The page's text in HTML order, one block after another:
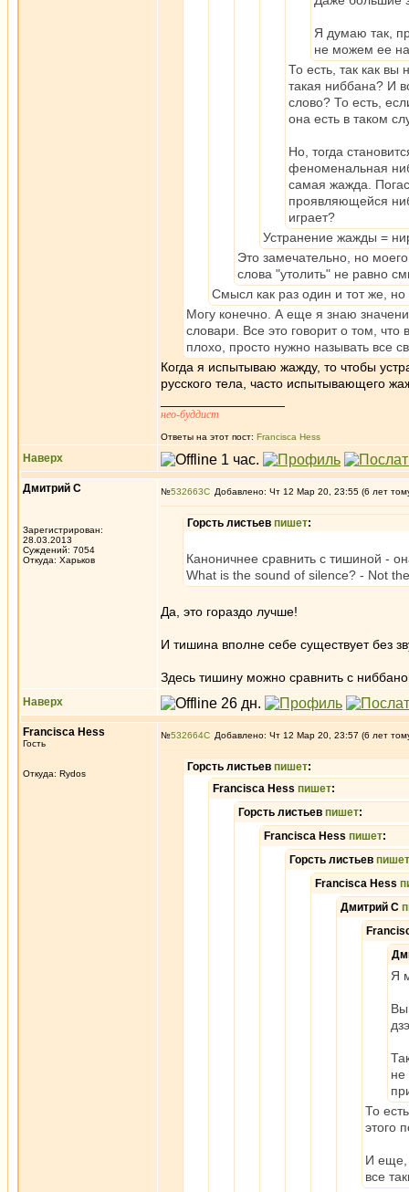
Я думаю так,
не можем ее
То есть, так как вы
такая ниббана? И
слово? То есть,
она есть в таком
Но, тогда
феноменальная
самая жажда.
проявляющейся
играет?
Устранение жажды =
Это замечательно, но
слова "утолить" не равно
Смысл как раз один и тот же,
Могу конечно. А еще я знаю
словари. Все это говорит о том, что
плохо, просто нужно называть все
Когда я испытываю жажду, то чтобы
русского тела, часто испытывающего
нео-буддист
Ответы на этот пост: Francisca Hess
Наверх
Дмитрий С
Зарегистрирован:
28.03.2013
Суждений: 7054
Откуда: Харьков
№532663 Добавлено: Чт 12 Мар 20, 23:55 (6 лет
Горсть листьев пишет:
Каноничнее сравнить с тишиной -
What is the sound of silence? - Not
Да, это гораздо лучше!
И тишина вполне себе существует без
Здесь тишину можно сравнить с
Наверх
Francisca Hess
Гость
Откуда: Rуdos
№532664 Добавлено: Чт 12 Мар 20, 23:57 (6 лет
Горсть листьев пишет:
Francisca Hess пишет:
Горсть листьев пишет:
Francisca Hess пишет:
Горсть листьев пишет
Francisca Hess
Дмитрий С
Я
Вы
не
То
этого
И еще,
все